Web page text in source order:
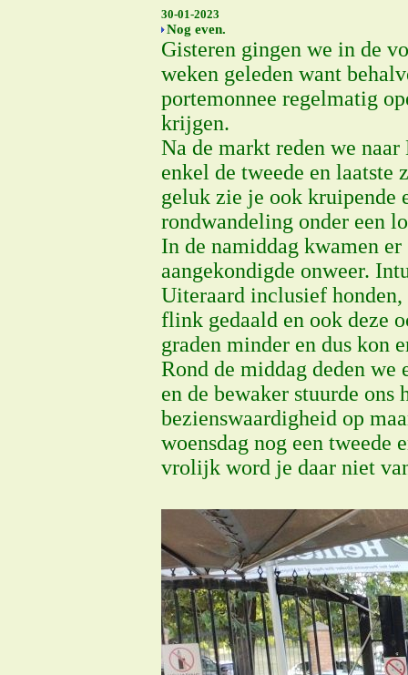
30-01-2023
Nog even.
Gisteren gingen we in de
weken geleden want
portemonnee regelmatig
krijgen.
Na de markt reden we
enkel de tweede en laatste
geluk zie je ook kruipende
rondwandeling onder een
In de namiddag kwamen
aangekondigde onweer.
Uiteraard inclusief honden,
flink gedaald en ook deze
graden minder en dus kon
Rond de middag deden
en de bewaker stuurde ons
bezienswaardigheid op
woensdag nog een tweede
vrolijk word je daar niet